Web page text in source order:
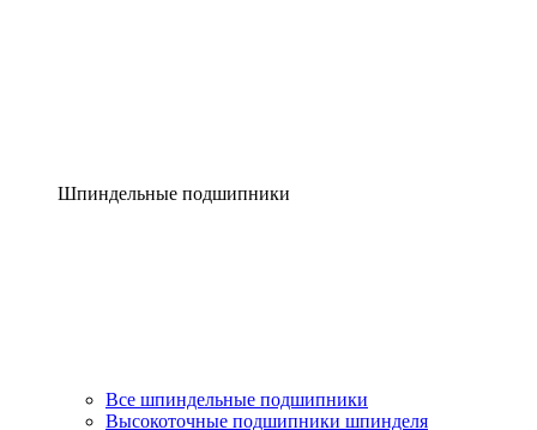
Шпиндельные подшипники
Все шпиндельные подшипники
Высокоточные подшипники шпинделя